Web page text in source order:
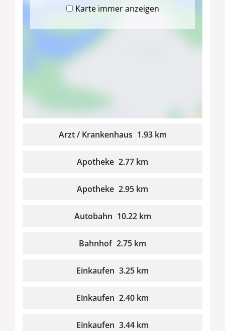
Karte immer anzeigen
Arzt / Krankenhaus 1.93 km
Apotheke 2.77 km
Apotheke 2.95 km
Autobahn 10.22 km
Bahnhof 2.75 km
Einkaufen 3.25 km
Einkaufen 2.40 km
Einkaufen 3.44 km